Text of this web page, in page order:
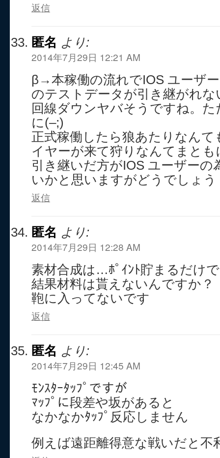
返信
匿名 より:
2014年7月29日 12:21 AM
β→本稼働の流れでIOS ユーザ
のテストデータが引き継がれ
回線ダウンヤバそうですね。
に(–;)
正式稼働したら狼あたりなん
イヤーが来て狩りなんてまと
引き継いだ方がIOS ユーザーの
いかと思いますがどうでしょう
返信
匿名 より:
2014年7月29日 12:28 AM
素材合成は…ﾎﾟｲﾝﾄ貯まるだけ
結果材料は貰えないんですか？
鞄に入ってないです
返信
匿名 より:
2014年7月29日 12:45 AM
ﾓﾝｽﾀｰﾀｯﾌﾟですが
ﾏｯﾌﾟに段差や坂があると
なかなかﾀｯﾌﾟ反応しません
例えば遠距離得意な戦いだと不